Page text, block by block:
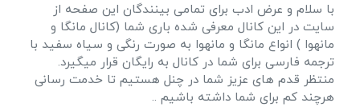
با سلام و عرض ادب برای تمامی بینندگان این صفحه از
سایت در این کانال معرفی شده باری شما (کانال مانگا و
مانهوا ) انواع مانگا و مانهوا به صورت رنگی و سیاه سفید با
ترجمه فارسی برای شما در کانال به رایگان قرار میگیرد.
منتظر قدم های عزیز شما در چنل هستیم تا خدمت رسانی
هرچند کم برای شما داشته باشیم ..